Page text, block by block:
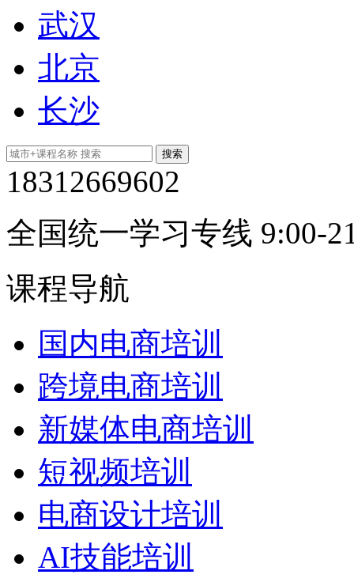
武汉
北京
长沙
18312669602
全国统一学习专线 9:00-
课程导航
国内电商培训
跨境电商培训
新媒体电商培训
短视频培训
电商设计培训
AI技能培训